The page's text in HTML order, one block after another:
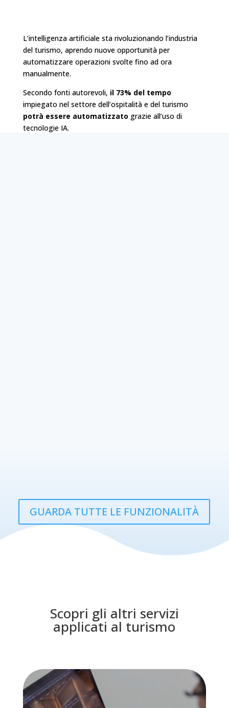
L’intelligenza artificiale sta rivoluzionando l’industria
del turismo, aprendo nuove opportunità per
automatizzare operazioni svolte fino ad ora
manualmente.
Secondo fonti autorevoli, il 73% del tempo
impiegato nel settore dell’ospitalità e del turismo
potrà essere automatizzato grazie all’uso di
tecnologie IA.
GUARDA TUTTE LE FUNZIONALITÀ
Scopri gli altri servizi
applicati al turismo